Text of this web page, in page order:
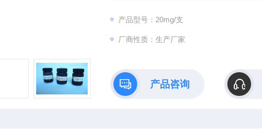
产品型号：20mg/支
厂商性质：生产厂家
产品咨询